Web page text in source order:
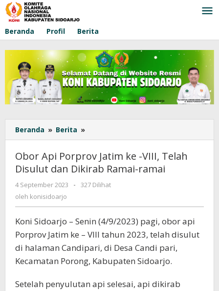
Lewati
ke
Beranda Profil Berita
Beranda » Berita »
Api
Jatim
ke
-
dan
Dikirab
Ramai-
ramai
Obor Api Porprov Jatim ke -VIII, Telah
Disulut dan Dikirab Ramai-ramai
4 September 2023
oleh
-
327 Dilihat
oleh konisidoarjo
Koni Sidoarjo – Senin (4/9/2023) pagi, obor api
Porprov Jatim ke – VIII tahun 2023, telah disulut
di halaman Candipari, di Desa Candi pari,
Kecamatan Porong, Kabupaten Sidoarjo.
Setelah penyulutan api selesai, api dikirab